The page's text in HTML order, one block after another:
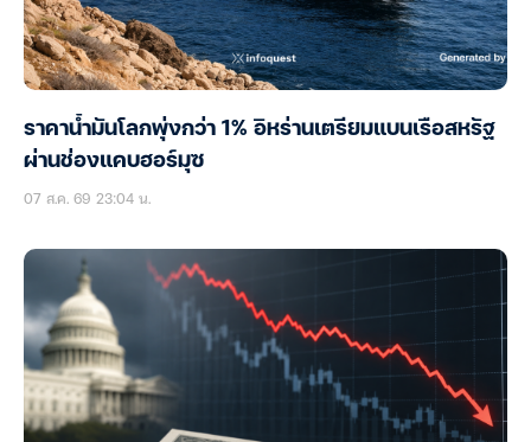
ราคาน้ำมันโลกพุ่งกว่า 1% อิหร่านเตรียมแบนเรือสหรัฐ
ผ่านช่องแคบฮอร์มุซ
07 ส.ค. 69 23:04 น.